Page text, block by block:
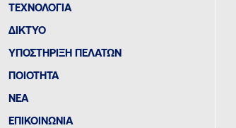
ΤΕΧΝΟΛΟΓΊΑ
ΔΙΚΤΥΟ
ΥΠΟΣΤΗΡΙΞΗ ΠΕΛΑΤΩΝ
ΠΟΙΟΤΗΤΑ
ΝΕΑ
ΕΠΙΚΟΙΝΩΝΙΑ